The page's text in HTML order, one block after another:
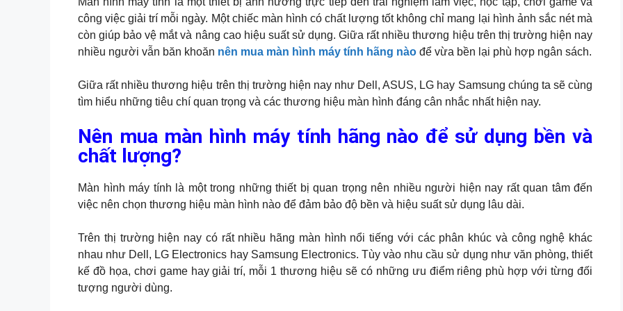
công việc giải trí mỗi ngày. Một chiếc màn hình có chất lượng tốt không chỉ mang lại hình ảnh sắc nét mà
còn giúp bảo vệ mắt và nâng cao hiệu suất sử dụng. Giữa rất nhiều thương hiệu trên thị trường hiện nay
nhiều người vẫn băn khoăn nên mua màn hình máy tính hãng nào để vừa bền lại phù hợp ngân sách.
Giữa rất nhiều thương hiệu trên thị trường hiện nay như Dell, ASUS, LG hay Samsung chúng ta sẽ cùng
tìm hiểu những tiêu chí quan trọng và các thương hiệu màn hình đáng cân nhắc nhất hiện nay.
Nên mua màn hình máy tính hãng nào để sử dụng bền và
chất lượng?
Màn hình máy tính là một trong những thiết bị quan trọng nên nhiều người hiện nay rất quan tâm đến
việc nên chọn thương hiệu màn hình nào để đảm bảo độ bền và hiệu suất sử dụng lâu dài.
Trên thị trường hiện nay có rất nhiều hãng màn hình nổi tiếng với các phân khúc và công nghệ khác
nhau như Dell, LG Electronics hay Samsung Electronics. Tùy vào nhu cầu sử dụng như văn phòng, thiết
kế đồ họa, chơi game hay giải trí, mỗi 1 thương hiệu sẽ có những ưu điểm riêng phù hợp với từng đối
tượng người dùng.